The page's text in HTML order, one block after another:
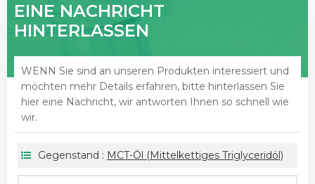
EINE NACHRICHT
HINTERLASSEN
WENN Sie sind an unseren Produkten interessiert und
möchten mehr Details erfahren, bitte hinterlassen Sie
hier eine Nachricht, wir antworten Ihnen so schnell wie
wir.
Gegenstand : MCT-Öl (mittelkettiges Triglyceridöl)